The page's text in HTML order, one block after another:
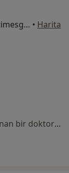
Elvan Mahallesi 1935. Sokak No:5, Etimesgut • Harita
Bu kurumda online uygunluğu bulunan bir doktor veya uzman bulunamadı